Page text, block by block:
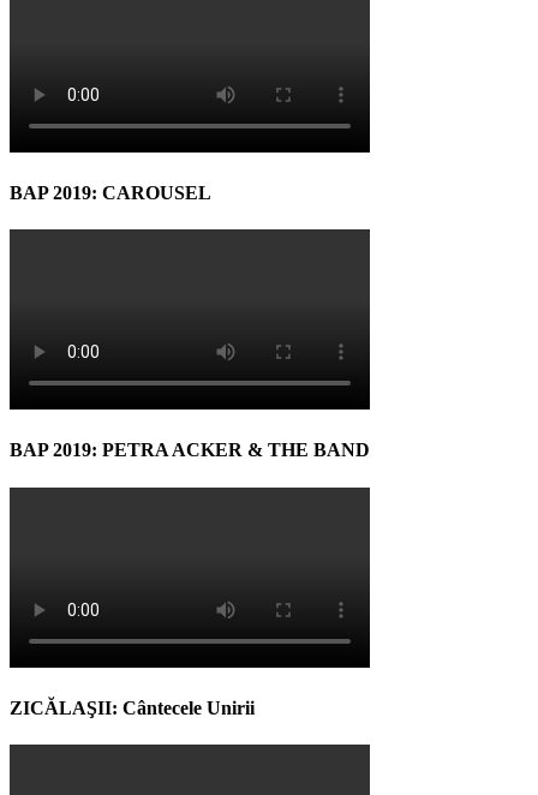
BAP 2019: CAROUSEL
BAP 2019: PETRA ACKER & THE BAND
ZICĂLAŞII: Cântecele Unirii